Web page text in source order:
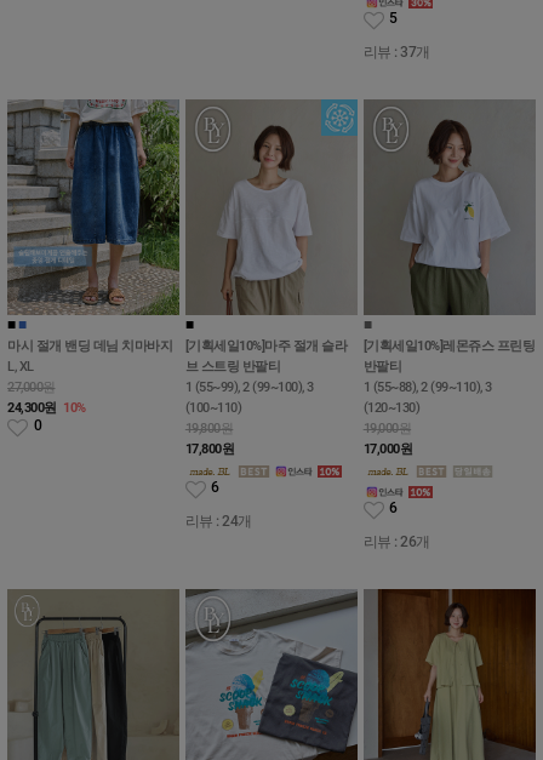
5
리뷰 : 37개
■■
마시 절개 밴딩 데님 치마바지
L, XL
27,000원
24,300원 10%
0
■
[기획세일10%]마주 절개 슬라
브 스트링 반팔티
1 (55~99), 2 (99~100), 3
(100~110)
19,800원
17,800원
6
리뷰 : 24개
■
[기획세일10%]레몬쥬스 프린팅
반팔티
1 (55~88), 2 (99~110), 3
(120~130)
19,000원
17,000원
6
리뷰 : 26개